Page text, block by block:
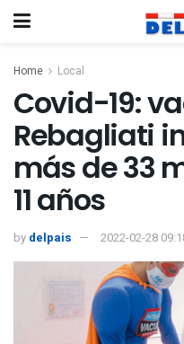
Home Local
Covid-19:
Rebagliati
más de 33
11 años
by delpais 2022-02-28